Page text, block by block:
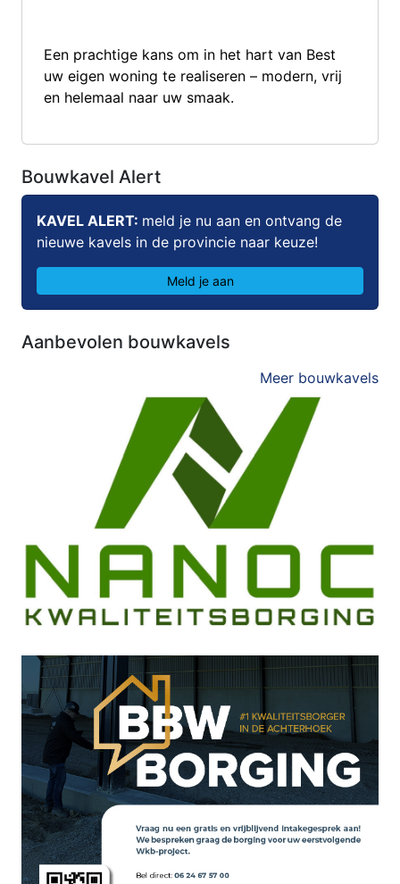
Een prachtige kans om in het hart van Best
uw eigen woning te realiseren – modern, vrij
en helemaal naar uw smaak.
Bouwkavel Alert
KAVEL ALERT: meld je nu aan en ontvang de
nieuwe kavels in de provincie naar keuze!
Meld je aan
Aanbevolen bouwkavels
Meer bouwkavels